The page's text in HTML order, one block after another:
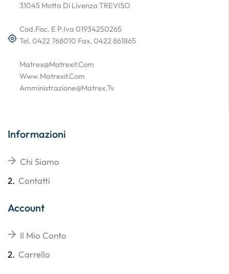
31045 Motta Di Livenza TREVISO
Cod.Fisc. E P.Iva 01934250265
Tel. 0422 768010 Fax. 0422 861865
Matrex@matrexit.com
Www.matrexit.com
Amministrazione@matrex.tv
Informazioni
Chi Siamo
2. Contatti
Account
Il Mio Conto
2. Carrello